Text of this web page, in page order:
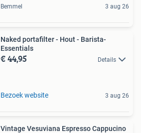
Bemmel 3 aug 26
Naked portafilter - Hout - Barista-
Essentials
€ 44,95 Details
Bezoek website 3 aug 26
Vintage Vesuviana Espresso Cappucino